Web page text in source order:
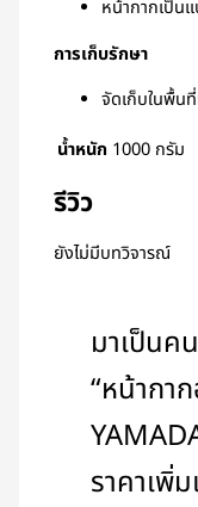
หน้ากากเป็น
การเก็บรักษา
จัดเก็บในพื้น
น้ำหนัก 1000 กรัม
รีวิว
ยังไม่มีบทวิจารณ์
มาเป็นค
“หน้ากา
ราคาเพิ่